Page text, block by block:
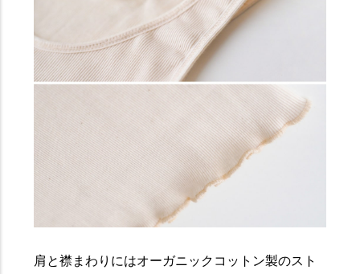
肩と襟まわりにはオーガニックコットン製のスト